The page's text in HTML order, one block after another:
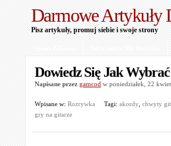
Darmowe Artykuły
Pisz artykuły, promuj siebie i swoje strony
Dowiedz Się Jak
Napisane przez gamcod w poniedziałek, 22
Wpisane w: Rozrywka Tagi: akordy chwyty
gry na gitarze